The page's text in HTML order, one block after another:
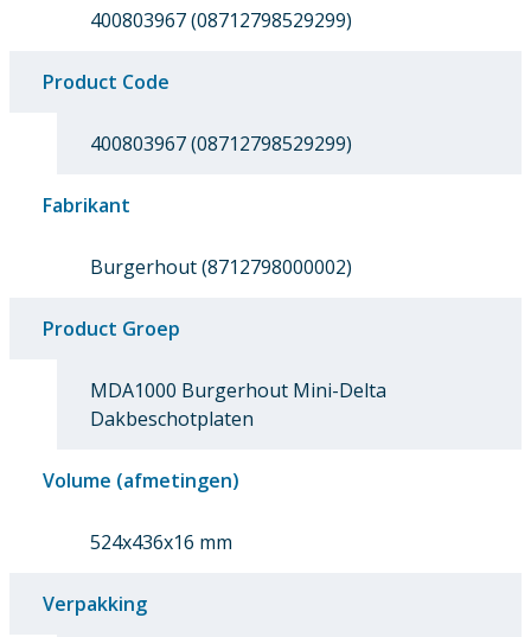
400803967 (08712798529299)
Product Code
400803967 (08712798529299)
Fabrikant
Burgerhout (8712798000002)
Product Groep
MDA1000 Burgerhout Mini-Delta
Dakbeschotplaten
Volume (afmetingen)
524x436x16 mm
Verpakking